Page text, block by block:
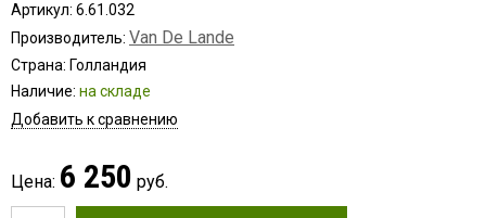
Артикул: 6.61.032
Производитель: Van De Lande
Страна: Голландия
Наличие: на складе
Добавить к сравнению
Цена: 6 250 руб.